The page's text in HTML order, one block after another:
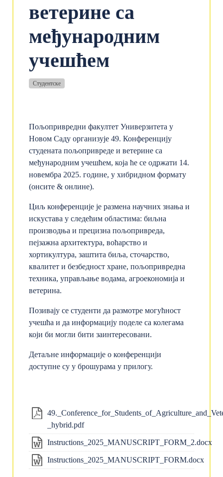
ветерине са
међународним
учешћем
Студентске
Пољопривредни факултет Универзитета у
Новом Саду организује 49. Конференцију
студената пољопривреде и ветерине са
међународним учешћем, која ће се одржати 14.
новембра 2025. године, у хибридном формату
(онсите & онлине).
Циљ конференције је размена научних знања и
искустава у следећим областима: биљна
производња и прецизна пољопривреда,
пејзажна архитектура, воћарство и
хортикултура, заштита биља, сточарство,
квалитет и безбедност хране, пољопривредна
техника, управљање водама, агроекономија и
ветерина.
Позивају се студенти да размотре могућност
учешћа и да информацију поделе са колегама
који би могли бити заинтересовани.
Детаљне информације о конференцији
доступне су у брошурама у прилогу.
_hybrid.pdf
Instructions_2025_MANUSCRIPT_FORM_2.docx
Instructions_2025_MANUSCRIPT_FORM.docx